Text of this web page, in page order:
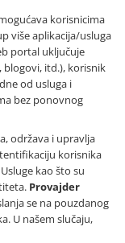
korisnicima
više aplikacija/usluga
portal uključuje
blogovi, itd.), korisnik
od usluga i
bez ponovnog
održava i upravlja
korisnika
kao što su
Provajder
se na pouzdanog
U našem slučaju,